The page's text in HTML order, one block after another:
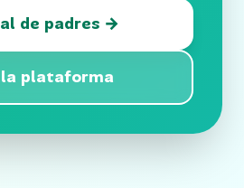
de padres →
plataforma